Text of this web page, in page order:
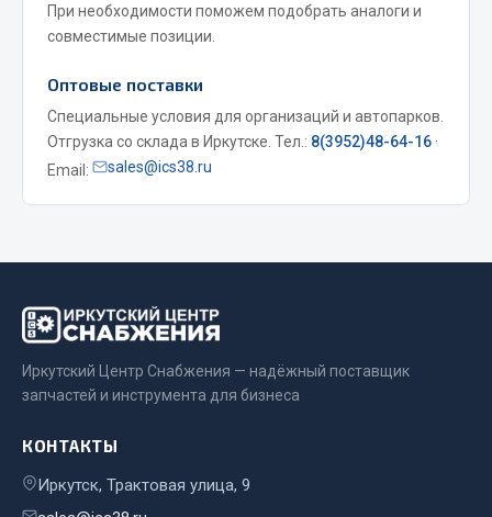
Подвеска
Тормозная система
Двери
Окно ветровое
Двигатель
Электрооборудование
Показать ещё
Запчасти Урал
Двигатель
Мост задний
Система охлаждения
При необходимости поможем подобрать аналоги и
совместимые позиции.
Оптовые поставки
Специальные условия для организаций и автопарков.
Отгрузка со склада в Иркутске. Тел.: 8(3952)48-64-16 ·
Email:
sales@ics38.ru
Иркутский Центр Снабжения — надёжный поставщик
запчастей и инструмента для бизнеса
КОНТАКТЫ
Иркутск, Трактовая улица, 9